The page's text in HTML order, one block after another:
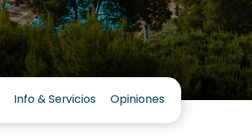
Info & Servicios Opiniones